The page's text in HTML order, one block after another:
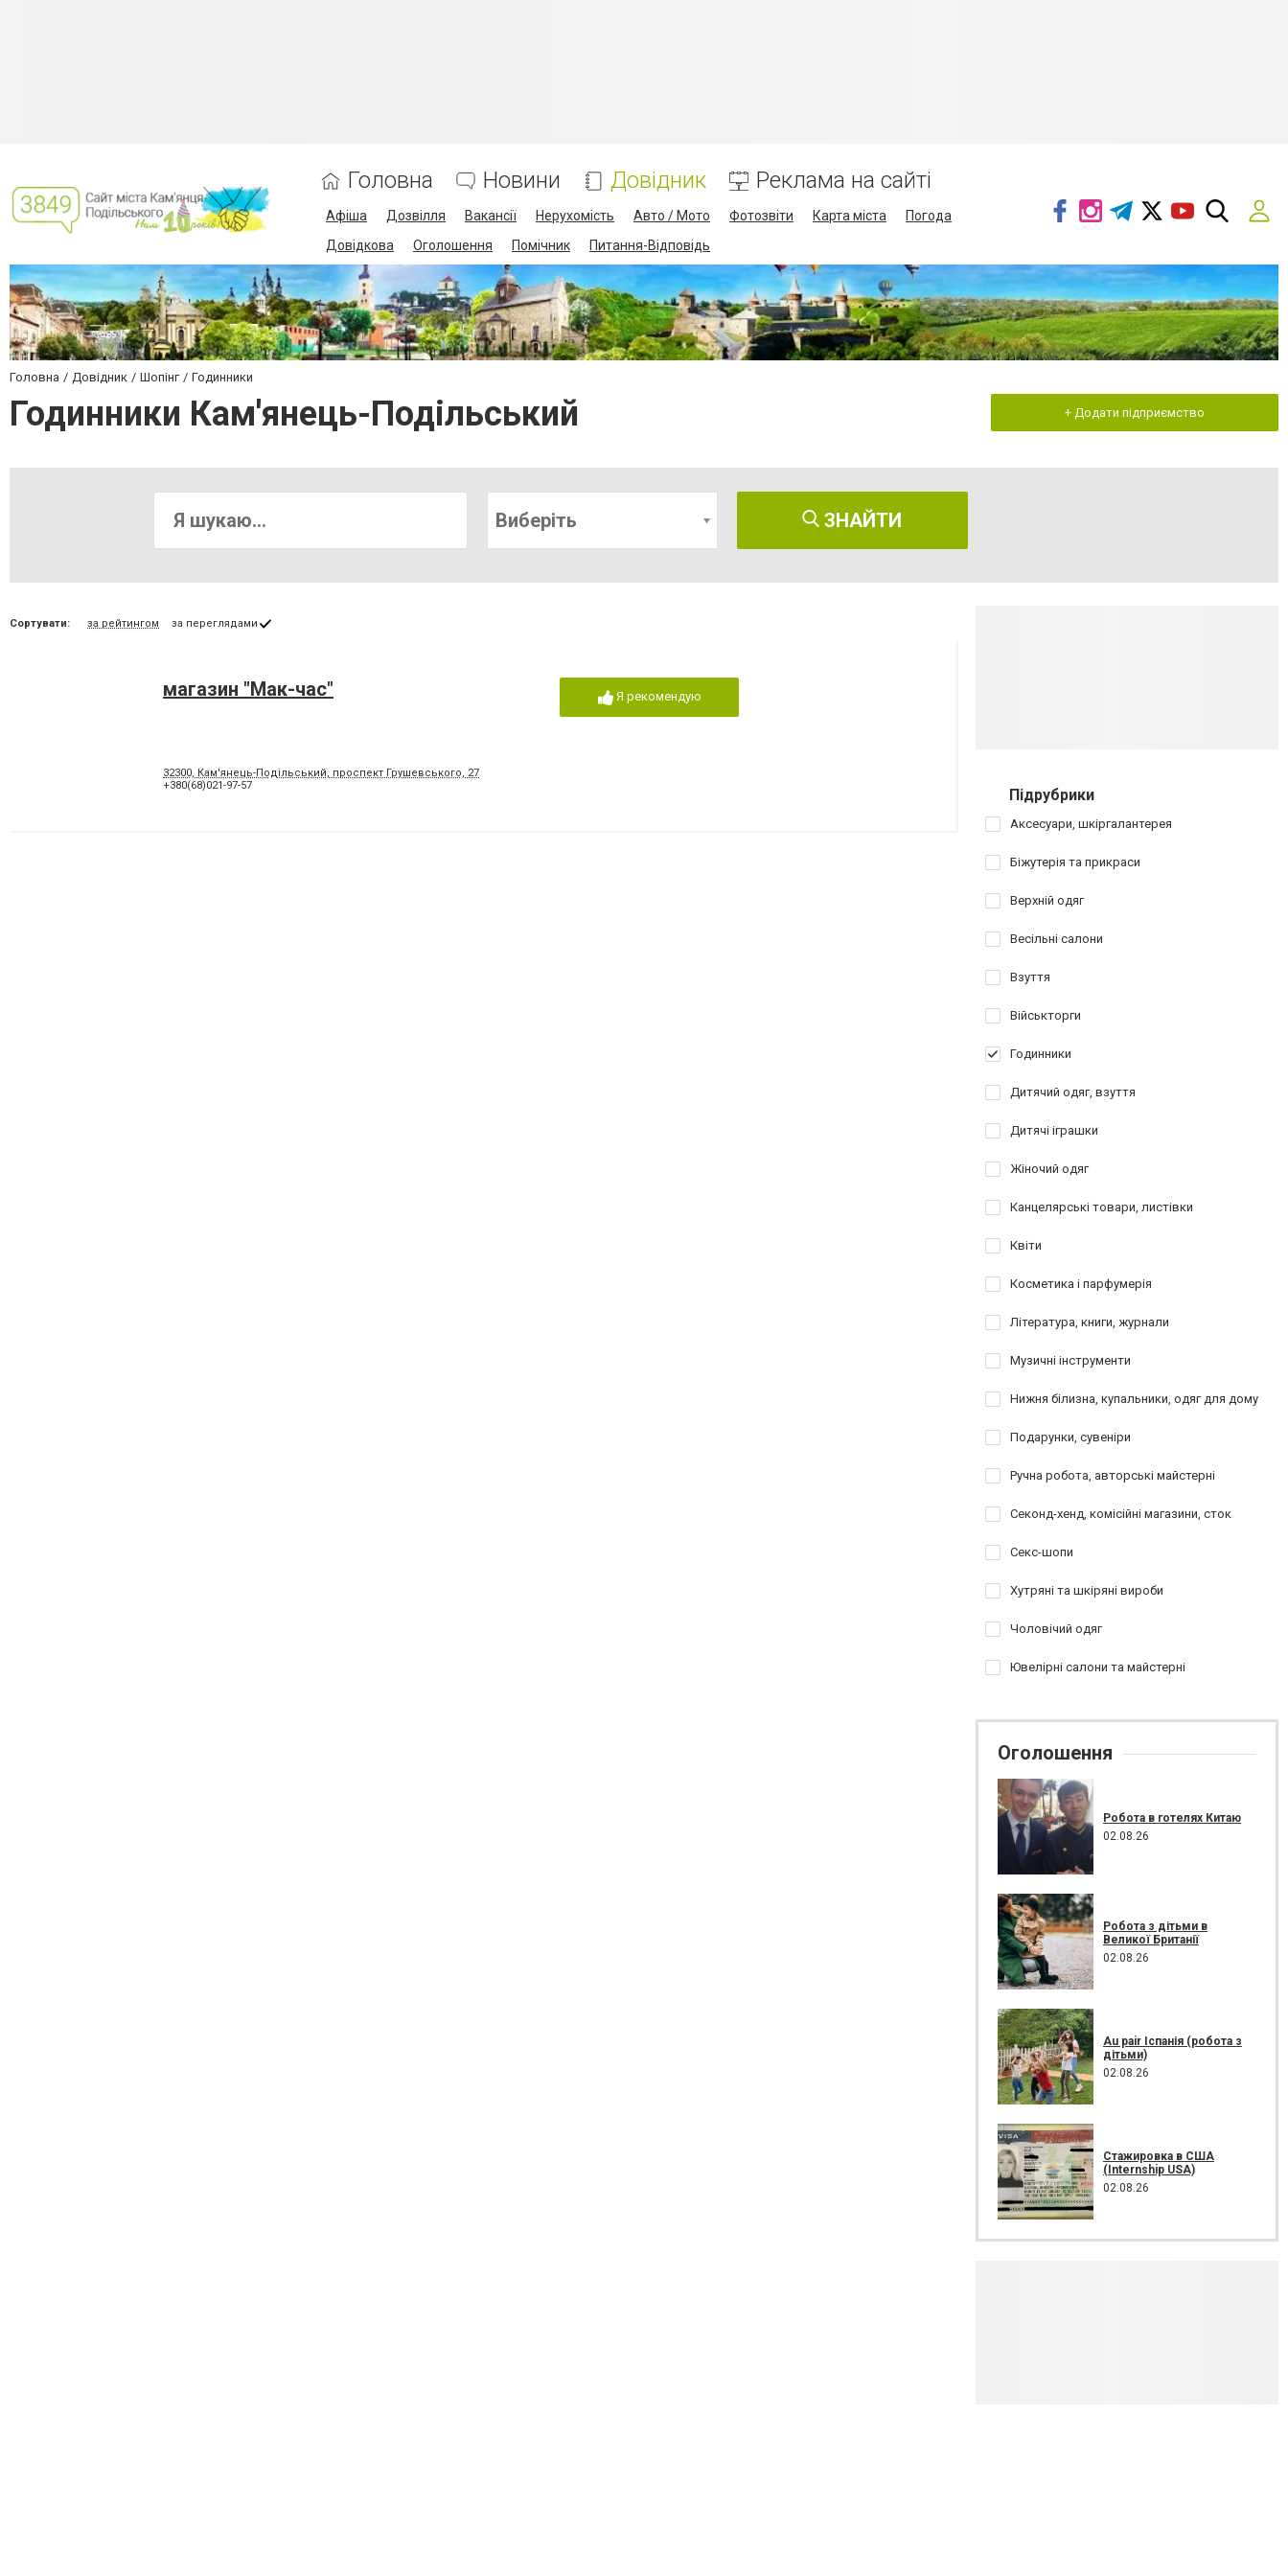
Головна Новини Довідник Реклама на сайті
Афіша Дозвілля Вакансії Нерухомість Авто / Мото Фотозвіти Карта міста
Погода
Довідкова
Оголошення Помічник Питання-Відповідь
Головна Довідник Шопінг Годинники
Годинники Кам'янець-Подільський + Додати підприємство
Виберіть ЗНАЙТИ
Сортувати: за рейтингом за переглядами
магазин "Мак-час"
32300, Кам'янець-Подільський, проспект Грушевського, 27
+380(68)021-97-57
Я рекомендую
Підрубрики
Аксесуари, шкіргалантерея
Біжутерія та прикраси
Верхній одяг
Весільні салони
Взуття
Військторги
Годинники
Дитячий одяг, взуття
Дитячі іграшки
Жіночий одяг
Канцелярські товари, листівки
Квіти
Косметика і парфумерія
Література, книги, журнали
Музичні інструменти
Нижня білизна, купальники, одяг для дому
Подарунки, сувеніри
Ручна робота, авторські майстерні
Секонд-хенд, комісійні магазини, сток
Секс-шопи
Хутряні та шкіряні вироби
Чоловічий одяг
Ювелірні салони та майстерні
Оголошення
Робота в готелях Китаю
02.08.26
Робота з дітьми в
Великої Британії
02.08.26
Au pair Іспанія (робота з
дітьми)
02.08.26
Стажировка в США
(Internship USA)
02.08.26